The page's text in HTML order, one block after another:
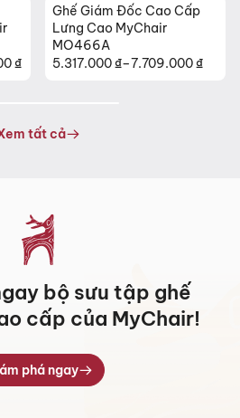
₫
Ghế Da Cao Cấp Nhập
Khẩu MyChair NO131B
26.630.000₫
tất cả
bộ sưu tập ghế
cấp của MyChair!
phá ngay